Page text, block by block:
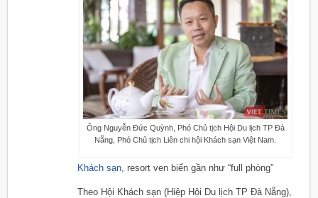
Ông Nguyễn Đức Quỳnh, Phó Chủ tịch Hội Du lịch TP Đà
Nẵng, Phó Chủ tịch Liên chi hội Khách sạn Việt Nam.
Khách sạn , resort ven biển gần như “full phòng”
Theo Hội Khách sạn (Hiệp Hội Du lịch TP Đà Nẵng),